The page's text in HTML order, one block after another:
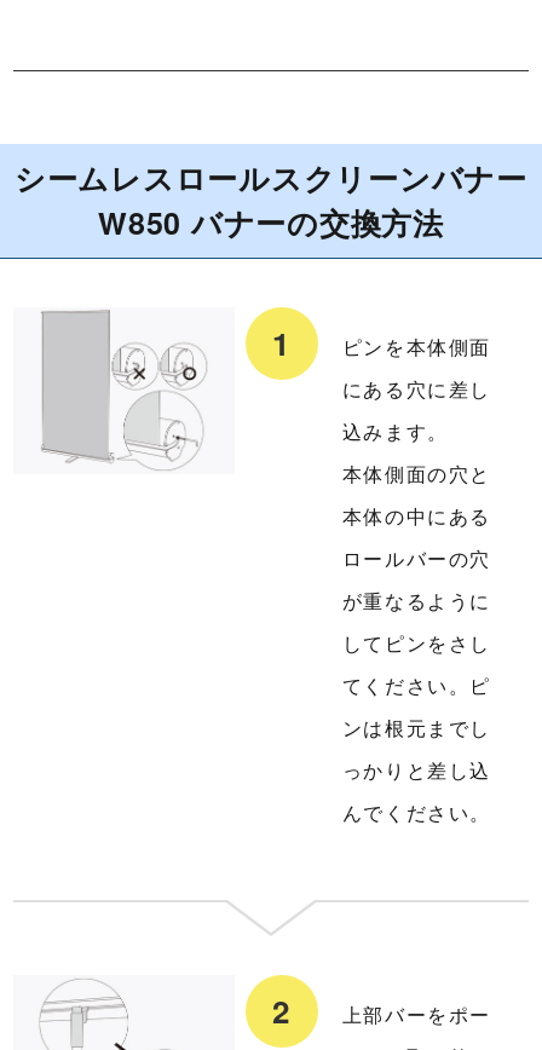
シームレスロールスクリーンバナー
W850 バナーの交換方法
ピンを本体側面
にある穴に差し
込みます。
本体側面の穴と
本体の中にある
ロールバーの穴
が重なるように
してピンをさし
てください。ピ
ンは根元までし
っかりと差し込
んでください。
上部バーをポー